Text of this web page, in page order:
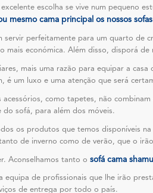
excelente escolha se vive num pequeno
mesmo cama principal os nossos
servir perfeitamente para um quarto de
mais económica. Além disso, disporá
mais uma razão para equipar a
é um luxo e uma atenção que será
como tapetes, não combinam
do sofá, para além dos móveis.
os produtos que temos disponíveis
de inverno como de verão, que o
Aconselhamos tanto o sofá cama shamu
de profissionais que lhe irão
de entrega por todo o país.